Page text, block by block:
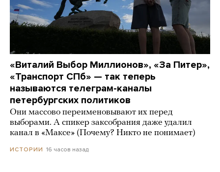
«Виталий Выбор Миллионов», «За Питер»,
«Транспорт СПб» — так теперь
называются телеграм-каналы
петербургских политиков
Они массово переименовывают их перед
выборами. А спикер заксобрания даже удалил
канал в «Максе» (Почему? Никто не понимает)
ИСТОРИИ 16 часов назад